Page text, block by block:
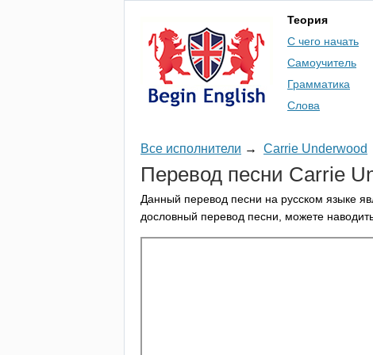
Теория
С чего начать
Самоучитель
Грамматика
Слова
Все исполнители → Carrie Underwood
Перевод песни Carrie
Данный перевод песни на русском языке
дословный перевод песни, можете